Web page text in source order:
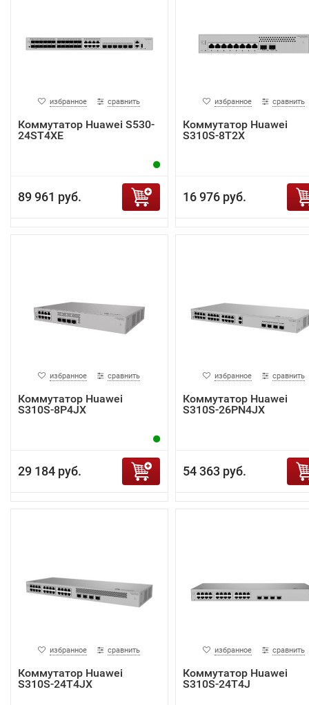
избранное сравнить
Коммутатор Huawei S530-
24ST4XE
89 961 руб.
избранное сравнить
Коммутатор Huawei
S310S-8T2X
16 976 руб.
избранное сравнить
Коммутатор Huawei
S310S-8P4JX
29 184 руб.
избранное сравнить
Коммутатор Huawei
S310S-26PN4JX
54 363 руб.
избранное сравнить
Коммутатор Huawei
S310S-24T4JX
избранное сравнить
Коммутатор Huawei
S310S-24T4J